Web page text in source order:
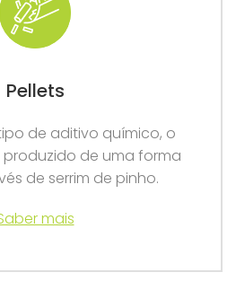
Pellets
de aditivo químico, o
produzido de uma forma
de serrim de pinho.
mais